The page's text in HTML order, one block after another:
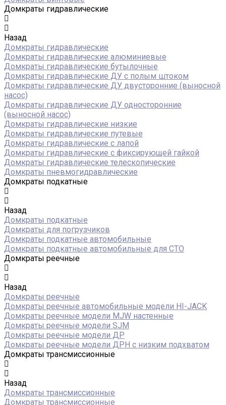
Домкраты гидравлические
Назад
Домкраты гидравлические
Домкраты гидравлические алюминиевые
Домкраты гидравлические бутылочные
Домкраты гидравлические ДУ c полым штоком
Домкраты гидравлические ДУ двусторонние (выносной
насос)
Домкраты гидравлические ДУ односторонние
(выносной насос)
Домкраты гидравлические низкие
Домкраты гидравлические путевые
Домкраты гидравлические с лапой
Домкраты гидравлические с фиксирующей гайкой
Домкраты гидравлические телескопические
Домкраты пневмогидравлические
Домкраты подкатные
Назад
Домкраты подкатные
Домкраты для погрузчиков
Домкраты подкатные автомобильные
Домкраты подкатные автомобильные для СТО
Домкраты реечные
Назад
Домкраты реечные
Домкраты реечные автомобильные модели HI-JACK
Домкраты реечные модели MJW настенные
Домкраты реечные модели SJM
Домкраты реечные модели ДР
Домкраты реечные модели ДРН с низким подхватом
Домкраты трансмиссионные
Назад
Домкраты трансмиссионные
Домкраты трансмиссионные